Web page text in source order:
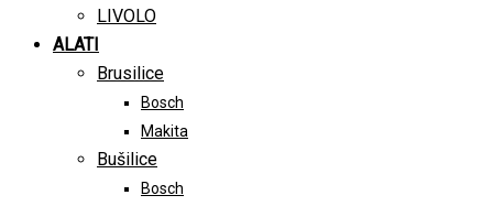
LIVOLO
ALATI
Brusilice
Bosch
Makita
Bušilice
Bosch